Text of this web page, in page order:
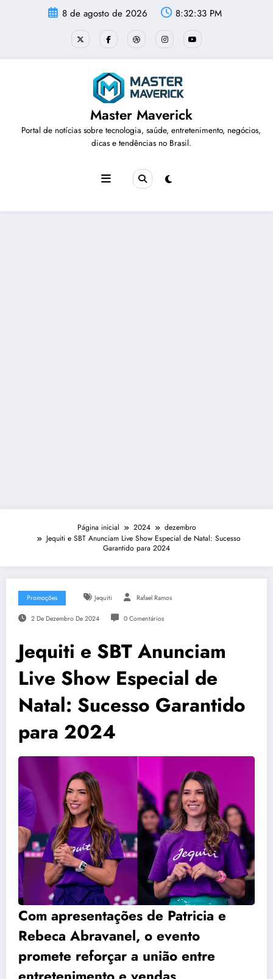
8 de agosto de 2026 8:32:34 PM
Master Maverick
Portal de notícias sobre tecnologia, saúde, entretenimento, negócios,
dicas e tendências no Brasil.
Página inicial 2024
dezembro
Jequiti e SBT Anunciam Live Show Especial de Natal: Sucesso
Garantido para 2024
Promoções Jequiti Rafael Ramos
2 De Dezembro De 2024 0 Comentários
Jequiti e SBT Anunciam
Live Show Especial de
Natal: Sucesso Garantido
para 2024
Com apresentações de Patricia e
Rebeca Abravanel, o evento
promete reforçar a união entre